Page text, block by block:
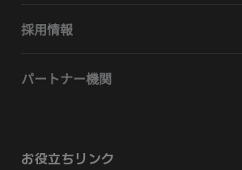
採用情報
パートナー機関
お役立ちリンク